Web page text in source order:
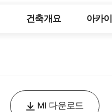
건축개요 아카
MI 다운로드